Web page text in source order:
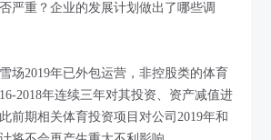
严重？企业的发展计划做出了哪些调
场2019年已外包运营，非控股类的体育
2018年连续三年对其投资、资产减值进
前期相关体育投资项目对公司2019年和